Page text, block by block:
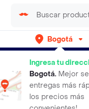
Bogotá
Ingresa tu
Bogotá. Mejor
entregas más
los precios más
envíos gratis por semanas